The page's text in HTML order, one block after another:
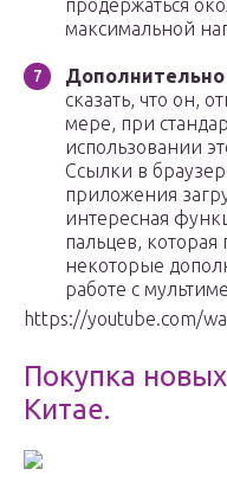
продержаться
максимальной
Дополнительно
сказать, что он,
мере, при
использовании
Ссылки в
приложения
интересная
пальцев, которая
некоторые
работе с
https://youtube.com/
Покупка
Китае.